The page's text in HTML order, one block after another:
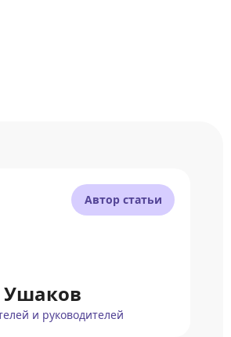
Автор статьи
Ушаков
и руководителей